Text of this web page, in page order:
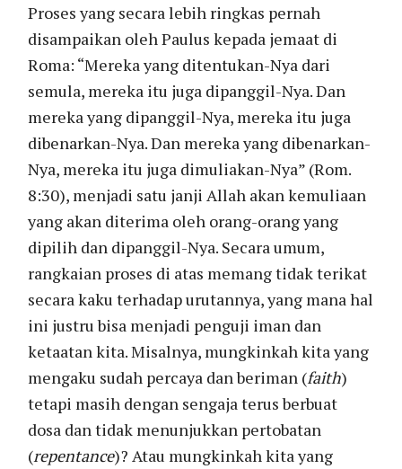
Proses yang secara lebih ringkas pernah
disampaikan oleh Paulus kepada jemaat di
Roma: “Mereka yang ditentukan-Nya dari
semula, mereka itu juga dipanggil-Nya. Dan
mereka yang dipanggil-Nya, mereka itu juga
dibenarkan-Nya. Dan mereka yang dibenarkan-
Nya, mereka itu juga dimuliakan-Nya” (Rom.
8:30), menjadi satu janji Allah akan kemuliaan
yang akan diterima oleh orang-orang yang
dipilih dan dipanggil-Nya. Secara umum,
rangkaian proses di atas memang tidak terikat
secara kaku terhadap urutannya, yang mana hal
ini justru bisa menjadi penguji iman dan
ketaatan kita. Misalnya, mungkinkah kita yang
mengaku sudah percaya dan beriman (faith)
tetapi masih dengan sengaja terus berbuat
dosa dan tidak menunjukkan pertobatan
(repentance)? Atau mungkinkah kita yang